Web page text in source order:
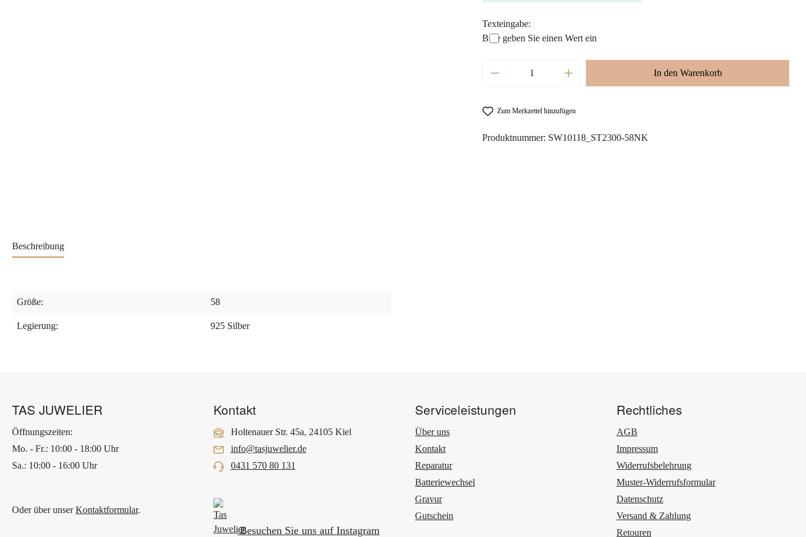
Texteingabe:
Bitte geben Sie einen Wert ein
Produkt Anzahl: Gib den gewünschten Wert ein oder
In den Warenkorb
Zum Merkzettel hinzufügen
Produktnummer: SW10118_ST2300-58NK
Beschreibung
Größe: 58
Legierung: 925 Silber
TAS JUWELIER
Öffnungszeiten:
Mo. - Fr.: 10:00 - 18:00 Uhr
Sa.: 10:00 - 16:00 Uhr
Oder über unserKontaktformular.
Kontakt
Holtenauer Str. 45a, 24105 Kiel
info@tasjuwelier.de
0431 570 80 131
Besuchen Sie uns auf Instagram
Serviceleistungen
Über uns
Kontakt
Reparatur
Batteriewechsel
Gravur
Gutschein
Rechtliches
AGB
Impressum
Widerrufsbelehrung
Muster-Widerrufsformular
Datenschutz
Versand & Zahlung
Retouren